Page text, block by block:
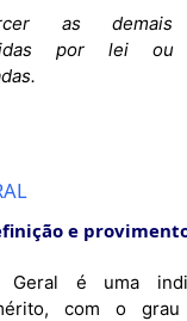
as demais
por lei ou
e
com o grau